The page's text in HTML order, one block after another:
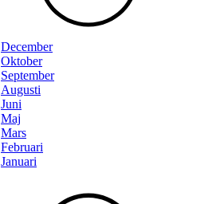
December
Oktober
September
Augusti
Juni
Maj
Mars
Februari
Januari